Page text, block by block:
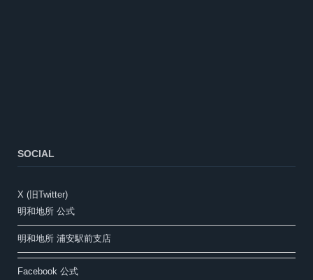
SOCIAL
X (旧Twitter)
明和地所 公式
明和地所 浦安駅前支店
Facebook 公式